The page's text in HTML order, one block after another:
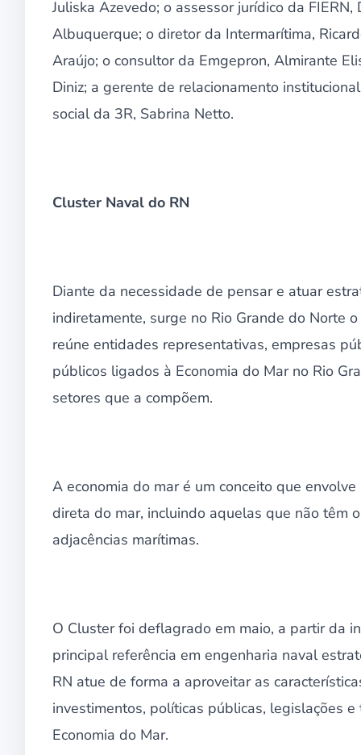
Juliska Azevedo; o assessor jurídico da
Albuquerque; o diretor da Intermarítima,
Araújo; o consultor da Emgepron, Almirante
Diniz; a gerente de relacionamento
social da 3R, Sabrina Netto.
Cluster Naval do RN
Diante da necessidade de pensar e atuar
indiretamente, surge no Rio Grande do Norte
reúne entidades representativas, empresas
públicos ligados à Economia do Mar no Rio
setores que a compõem.
A economia do mar é um conceito que
direta do mar, incluindo aquelas que não têm
adjacências marítimas.
O Cluster foi deflagrado em maio, a partir da
principal referência em engenharia naval
RN atue de forma a aproveitar as
investimentos, políticas públicas, legislações
Economia do Mar.